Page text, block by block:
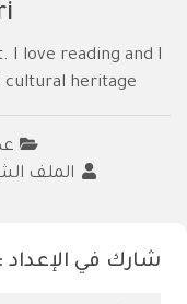
I love reading and I
cultural heritage
الملف
شارك في الإعداد :